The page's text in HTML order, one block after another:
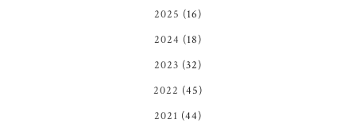
2025 (16)
2024 (18)
2023 (32)
2022 (45)
2021 (44)